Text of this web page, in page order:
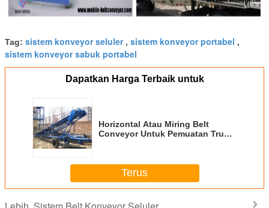
Tag: sistem konveyor seluler, sistem konveyor portabel ,
sistem konveyor sabuk portabel
Dapatkan Harga Terbaik untuk
Horizontal Atau Miring Belt
Conveyor Untuk Pemuatan Truk
Terus